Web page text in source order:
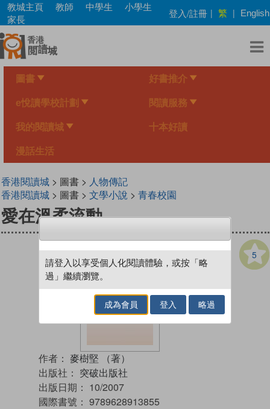
Skip
main
content
教城主頁 教師 中學生
小學生
家長
登入/註冊 | 繁 | English
圖書 好書推介
e悅讀學校計劃 閱讀服務
我的閱讀城 十本好讀
漫話生活
香港閱讀城> 圖書 > 人物傳記
香港閱讀城> 圖書 > 文學小說 > 青春校園
愛在溫柔流動
5
作者： 麥樹堅 （著）
出版社： 突破出版社
出版日期： 10/2007
國際書號： 9789628913855
請登入以享受個人化閱讀體驗，或按「略
過」繼續瀏覽。
成為會員 登入 略過